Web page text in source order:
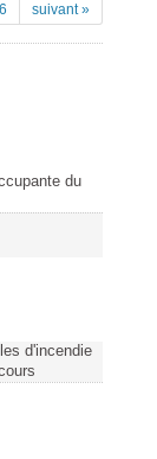
suivant »
du
d'incendie